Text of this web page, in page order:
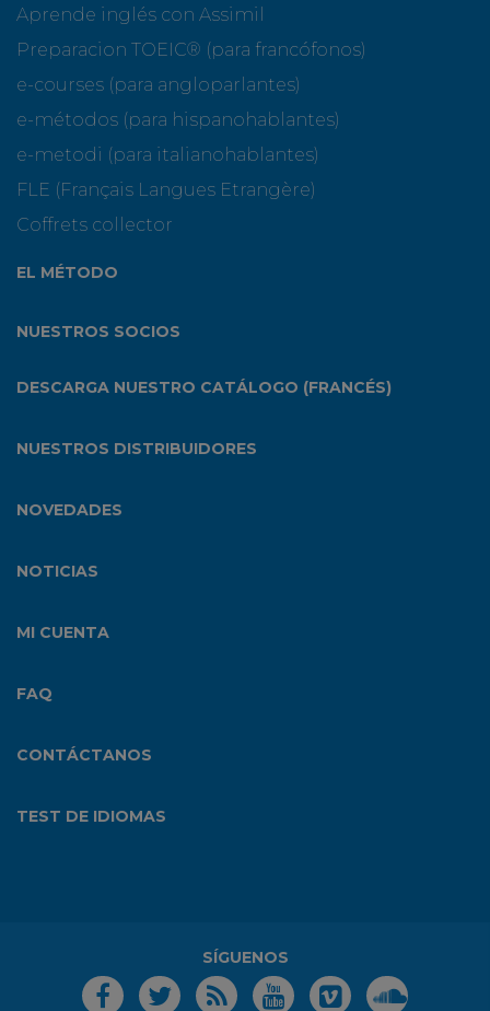
Aprende inglés con Assimil
Preparacion TOEIC® (para francófonos)
e-courses (para angloparlantes)
e-métodos (para hispanohablantes)
e-metodi (para italianohablantes)
FLE (Français Langues Etrangère)
Coffrets collector
EL MÉTODO
NUESTROS SOCIOS
DESCARGA NUESTRO CATÁLOGO (FRANCÉS)
NUESTROS DISTRIBUIDORES
NOVEDADES
NOTICIAS
MI CUENTA
FAQ
CONTÁCTANOS
TEST DE IDIOMAS
SÍGUENOS